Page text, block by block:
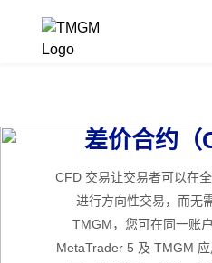
差价合约（
CFD 交易让交易者可以在
进行方向性交易，而无
TMGM，您可在同一账
MetaTrader 5 及 TMGM